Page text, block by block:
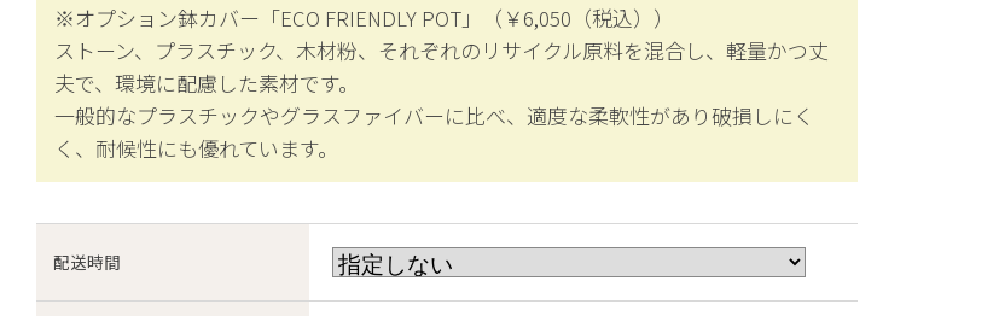
※オプション鉢カバー「ECO FRIENDLY POT」（￥6,050（税込））
ストーン、プラスチック、木材粉、それぞれのリサイクル原料を混合し、軽量かつ丈
夫で、環境に配慮した素材です。
一般的なプラスチックやグラスファイバーに比べ、適度な柔軟性があり破損しにく
く、耐候性にも優れています。
配送時間